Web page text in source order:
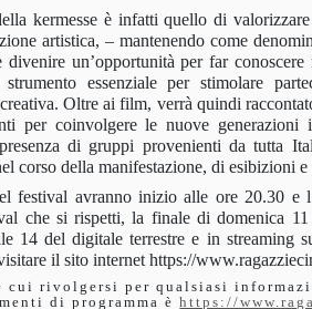
kermesse è infatti quello di
artistica, – mantenendo come
divenire un’opportunità per far
strumento essenziale per stimolare
Oltre ai film, verrà quindi
per coinvolgere le nuove generazioni
di gruppi provenienti da tutta
corso della manifestazione, di esibizioni e
festival avranno inizio alle ore 20.30 e
che si rispetti, la finale di domenica 11
14 del digitale terrestre e in streaming
il sito internethttps://
rivolgersi per qualsiasi
di programma èhttps://